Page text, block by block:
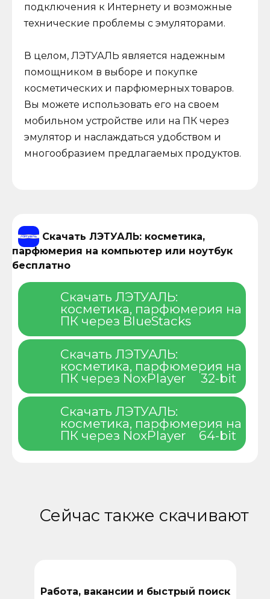
подключения к Интернету и возможные
технические проблемы с эмуляторами.
В целом, ЛЭТУАЛЬ является надежным
помощником в выборе и покупке
косметических и парфюмерных товаров.
Вы можете использовать его на своем
мобильном устройстве или на ПК через
эмулятор и наслаждаться удобством и
многообразием предлагаемых продуктов.
Скачать ЛЭТУАЛЬ: косметика,
парфюмерия на компьютер или ноутбук
бесплатно
Скачать ЛЭТУАЛЬ:
косметика, парфюмерия на
ПК через BlueStacks
Скачать ЛЭТУАЛЬ:
косметика, парфюмерия на
ПК через NoxPlayer
32-bit
Скачать ЛЭТУАЛЬ:
косметика, парфюмерия на
ПК через NoxPlayer
64-bit
Сейчас также скачивают
Работа, вакансии и быстрый поиск